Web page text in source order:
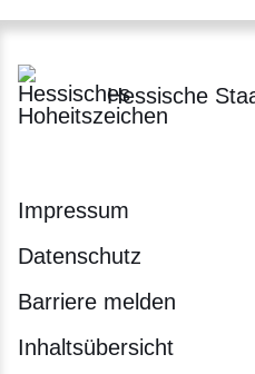
Hessische
Impressum
Datenschutz
Barriere melden
Inhaltsübersicht